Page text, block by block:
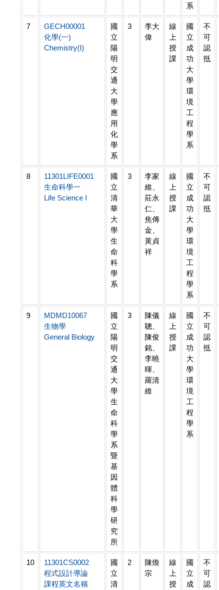
系
7
GECH00001
化學(一)
Chemistry(I)
國
立
陽
明
交
通
大
學
應
用
化
學
系
3
李大
偉
線
上
授
課
國
立
成
功
大
學
環
境
工
程
學
系
不
可
認
抵
8
11301LIFE0001
生命科學一
Life Science I
國
立
清
華
大
學
生
命
科
學
系
3
李家
維、
莊永
仁、
焦傳
金、
黃貞
祥
線
上
授
課
國
立
成
功
大
學
環
境
工
程
學
系
不
可
認
抵
9
MDMD10067
生物學
General Biology
國
立
陽
明
交
通
大
學
生
命
科
學
系
暨
基
因
體
科
學
研
究
所
3
陳儀
聰、
陳俊
銘、
李曉
暉、
羅清
維
線
上
授
課
國
立
成
功
大
學
環
境
工
程
學
系
不
可
認
抵
10
11301CS0002
程式設計導論
課程英文名稱
國
立
清
2
陳煥
宗
線
上
授
國
立
成
不
可
認